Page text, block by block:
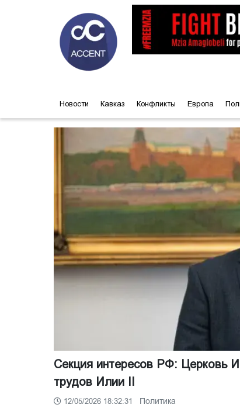
Новости Кавказ Конфликты Европа
Секция интересов РФ: Церковь
трудов Илии II
12/05/2026 18:32:31 Политика